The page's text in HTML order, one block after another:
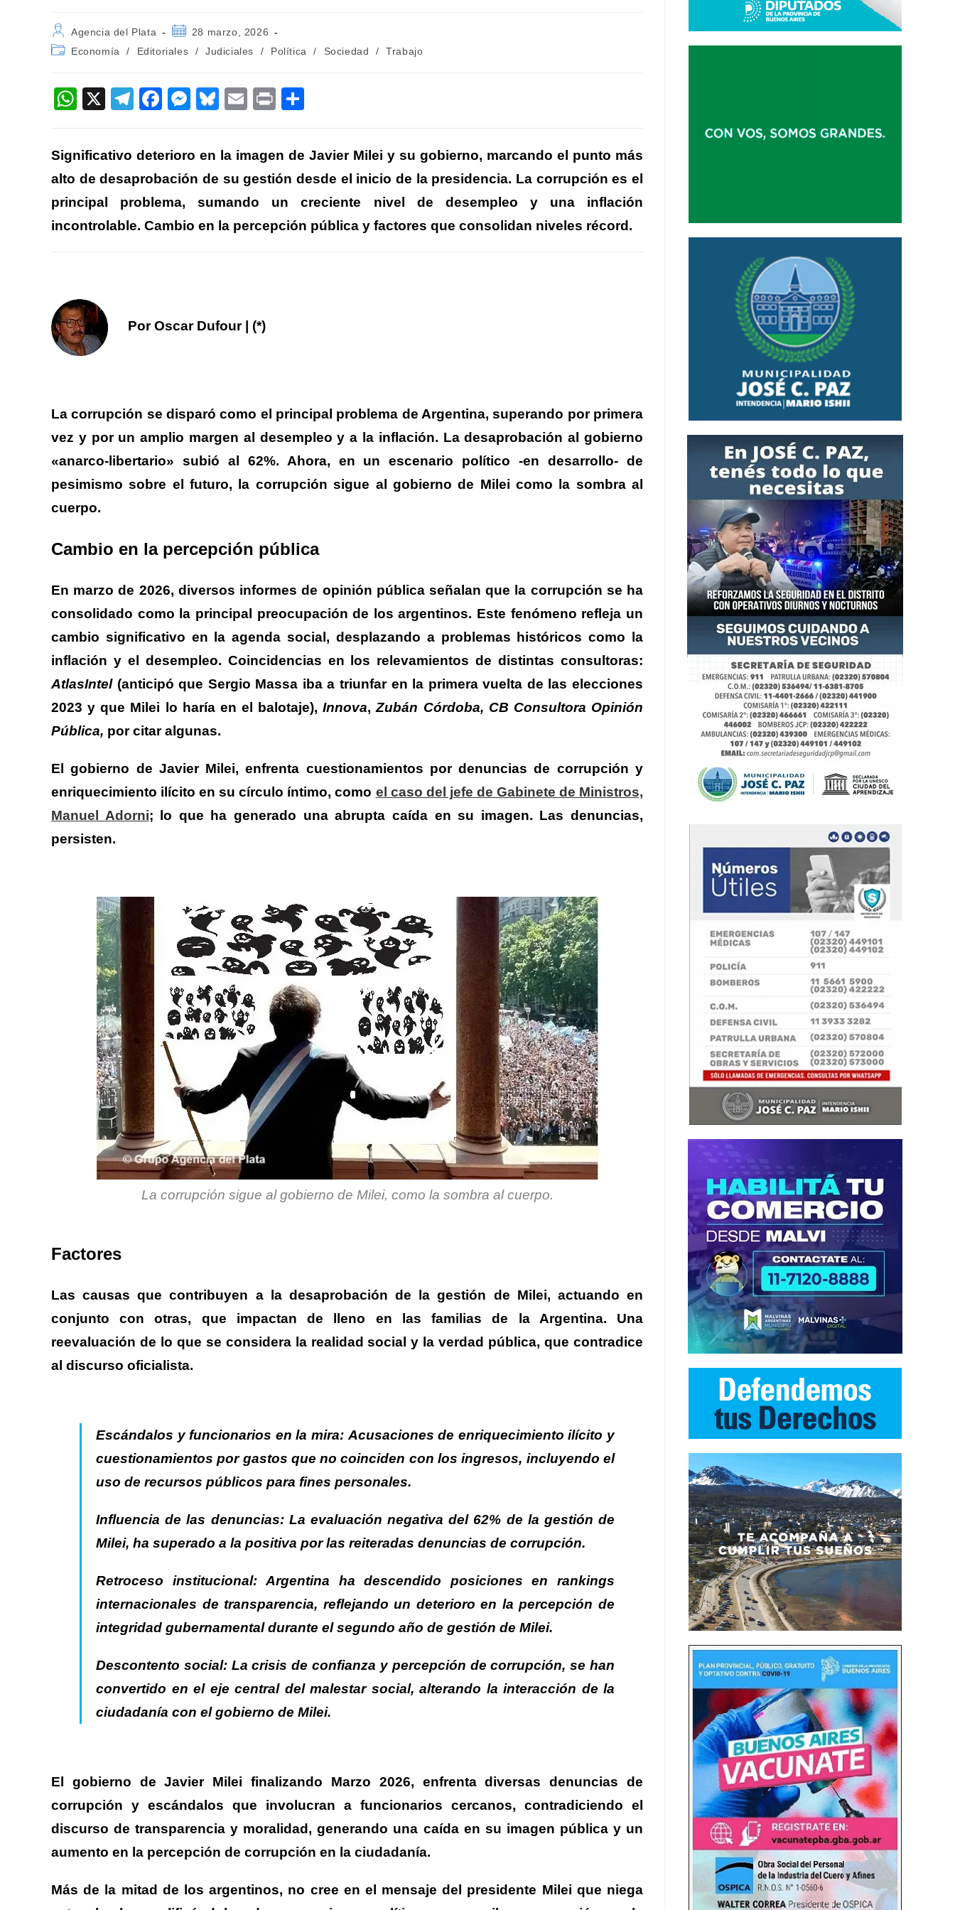
Autor
de
la
Agencia del Plata
Publicación
la
28 marzo, 2026
Categoría
entrada:
Economía / Editoriales / Judiciales / Política / Sociedad / Trabajo
W
at
s
A
p
p
X
T
e
gr
a
m
F
c
e
b
o
o
M
e
n
g
er
Bl
e
sk
y
E
Pr
m
p
ar
tir
Significativo deterioro en la imagen de Javier Milei y su gobierno, marcando el punto más
alto de desaprobación de su gestión desde el inicio de la presidencia. La corrupción es el
principal problema, sumando un creciente nivel de desempleo y una inflación
incontrolable. Cambio en la percepción pública y factores que consolidan niveles récord.
Por Oscar Dufour | (*)
La corrupción se disparó como el principal problema de Argentina, superando por primera
vez y por un amplio margen al desempleo y a la inflación. La desaprobación al gobierno
«anarco-libertario» subió al 62%. Ahora, en un escenario político -en desarrollo- de
pesimismo sobre el futuro,
la corrupción sigue al gobierno de Milei como la sombra al
cuerpo.
Cambio en la percepción pública
En marzo de 2026, diversos informes de opinión pública señalan que la corrupción se ha
consolidado como la principal preocupación de los argentinos. Este fenómeno refleja un
cambio significativo en la agenda socia l, desplazando a problemas históricos como la
inflación y el desempleo. Coincidencias en los relevamientos de distintas consultoras:
AtlasIntel(anticipó que Sergio Massa iba a triunfar en la primera vuelta de las elecciones
2023 y que Milei lo haría en el balotaje),Innova,Zubán Córdoba, CB Consultora Opinión
Pública, por citar algunas.
El gobierno de Javier Milei, enfrenta cuestionamientos por denuncias de corrupción y
enriquecimiento ilícito en su círculo íntimo, como el caso del jefe de Gabinete de Ministros,
Manuel Adorni; lo que ha generado una abrupta caída en su imagen. Las denuncias,
persisten.
La corrupción sigue al gobierno de Milei, como la sombra al cuerpo.
Factores
Las causas que contribuyen a la desaprobación de la gestión de Milei, actuando en
conjunto con otras, que impactan de lleno en las familias de la Argentina. Una
reevaluación de lo que se considera la realidad social y la verdad pública, que contradice
al discurso oficialista.
Escándalos y funcionarios en la mira:Acusaciones de enriquecimiento ilícito y
cuestionamientos por gastos que no coinciden con los ingresos, incluyendo el
uso de recursos públicos para fines personales.
Influencia de las denuncias: La evaluación negativa del 62% de la gestión de
Milei, ha superado a la positiva por las reiteradas denuncias de corrupción.
Retroceso institucional:Argentina ha descendido posiciones en rankings
internacionales de transparencia, reflejando un deterioro en la percepción de
integridad gubernamental durante el segundo año de gestión de Milei.
Descontento social: La crisis de confianza y percepción de corrupción, se han
convertido en el eje central del malestar social, alterando la interacción de la
ciudadanía con el gobierno de Milei.
El gobierno de Javier Milei finalizando Marzo 2026, enfrenta diversas denuncias de
corrupción y escándalos que involucran a funcionarios cercanos, contradiciendo el
discurso de transparencia y moralidad,generando una caída en su imagen pública y un
aumento en la percepción de corrupción en la ciudadanía.
Más de la mitad de los argentinos, no cree en el mensaje del presidente Milei que niega